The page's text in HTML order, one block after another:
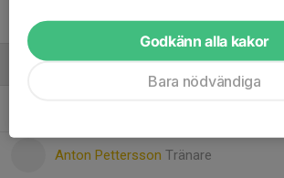
Vincent Wennersten, U13
Anton Pettersson Tränare
Godkänn alla kakor
Bara nödvändiga